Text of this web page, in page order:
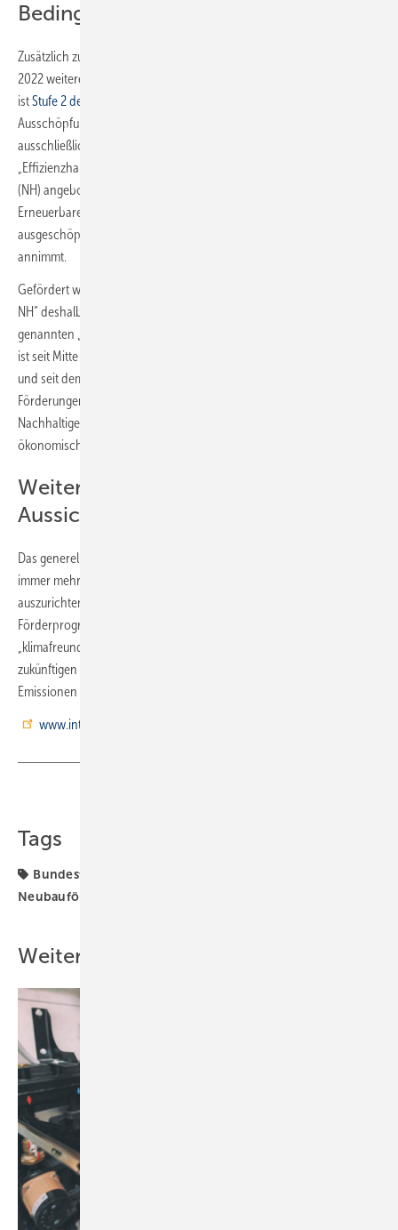
Bedingungen aus
Zusätzlich zu den bisherigen Regelungen müssen seit dem 21. April
2022 weitere verschärfte Rahmenbedingungen erfüllt werden. Damit
istStufe 2 des dreistufigen Plans der BEG
Ausschöpfung der Fördermittel am 20. April werden demzufolge nun
ausschließlich Förderungen für den Standard
„Effizienzhaus-/Effizienzgebäude 40“ mit der Nachhaltigkeits-Klasse
(NH) angeboten. Die Fördermittel für die Effizienzgebäudestufen 40
Erneuerbare Energien (EE) und 40 Plus sind seit dem 20. April
ausgeschöpft, weshalb die KfW dafür keine weiteren Anträge
annimmt.
Gefördert werden nach den Vorgaben der „Effizienzgebäudestufe
NH“ deshalb nur noch Neubauten in Verbindung mit dem so
genannten „Qualitätssiegel Nachhaltiges Gebäude (QNG)“. Das QNG
ist seit Mitte letzten Jahres optionaler Bestandteil der Förderungen
und seit dem 21. April nun verpflichtend für Neubauten mit
Förderungen über die KfW. Die BEG sieht für das Qualitätssiegel
Nachhaltiges Gebäude vor, dass besondere ökologische,
ökonomische und soziokulturelle Bedingungen erfüllt werden müssen.
Weitere Förderungen für 2023 in
Aussicht
Das generelle Ziel der KfW-Förderungen ist es, die Baubedingungen
immer mehr an den Werten Nachhaltigkeit und Klimafreundlichkeit
auszurichten. Für Anfang 2022 ist deshalb ein neues, umfangreiches
Förderprogramm auf Stufe 3 geplant. Unter dem Titel
„klimafreundliches Bauen“ wird dabei der Lebenszyklus der
zukünftigen Neubauten im Zusammenhang mit Treibhausgas-
Emissionen im Vordergrund stehen.
www.intelligent-heizen.info
Tags
Bundesförderung für effiziente Gebäude
Neubauförderung
Weitere Inhalte